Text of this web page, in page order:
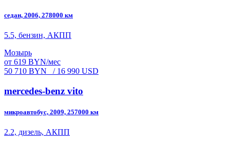
седан, 2006, 278000 км
5.5, бензин, АКПП
Мозырь
от 619 BYN/мес
50 710 BYN
/ 16 990 USD
mercedes-benz vito
микроавтобус, 2009, 257000 км
2.2, дизель, АКПП